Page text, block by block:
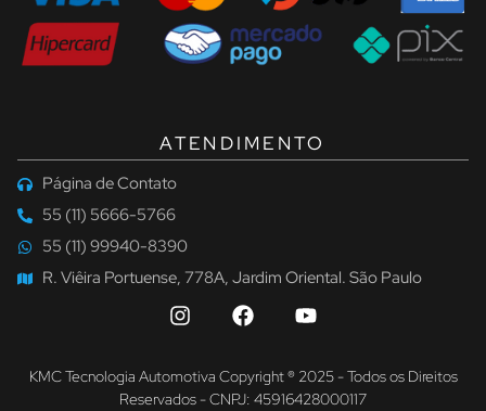
ATENDIMENTO
Página de Contato
55 (11) 5666-5766
55 (11) 99940-8390
R. Viêira Portuense, 778A, Jardim Oriental. São Paulo
KMC Tecnologia Automotiva Copyright ® 2025 - Todos os Direitos
Reservados - CNPJ: 45916428000117